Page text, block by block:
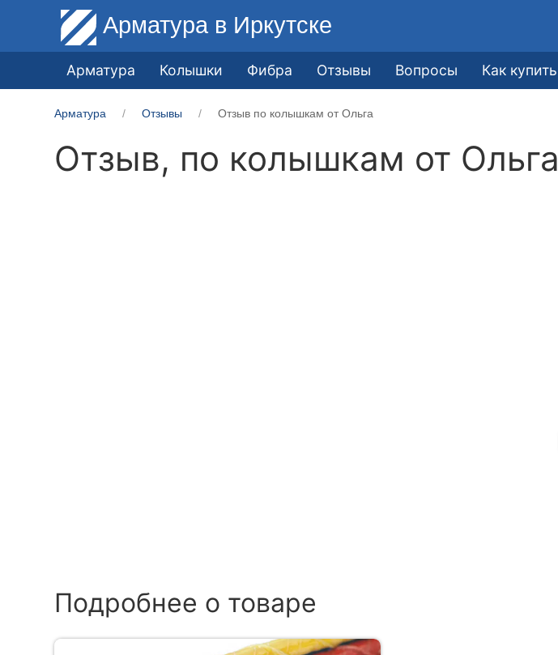
Арматура в Иркутске
Арматура Колышки Фибра Отзывы Вопросы Как купить
Арматура Отзывы Отзыв по колышкам от Ольга
Отзыв, по колышкам от Ольга
Подробнее о товаре